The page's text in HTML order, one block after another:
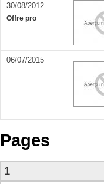
30/08/2012
Offre pro
06/07/2015
Pages
1